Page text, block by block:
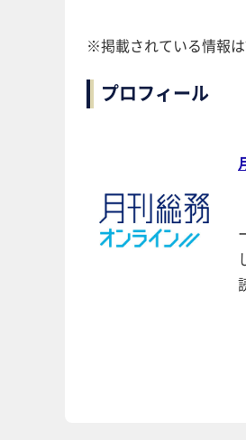
※掲載されている情報
プロフィール